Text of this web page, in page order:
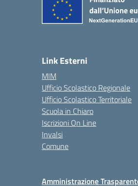
Link Esterni
MIM
Ufficio Scolastico Regionale
Ufficio Scolastico Territoriale
Scuola in Chiaro
Iscrizioni On Line
Invalsi
Comune
Amministrazione